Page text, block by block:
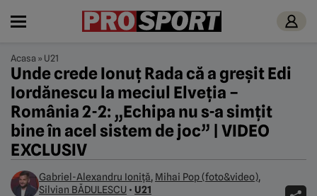
Acasa » U21
Unde crede Ionuț Rada că a greșit Edi
Iordănescu la meciul Elveția –
România 2-2: „Echipa nu s-a simțit
bine în acel sistem de joc” | VIDEO
EXCLUSIV
Gabriel-Alexandru Ioniță, Mihai Pop (foto&video),
Silvian BĂDULESCU • U21